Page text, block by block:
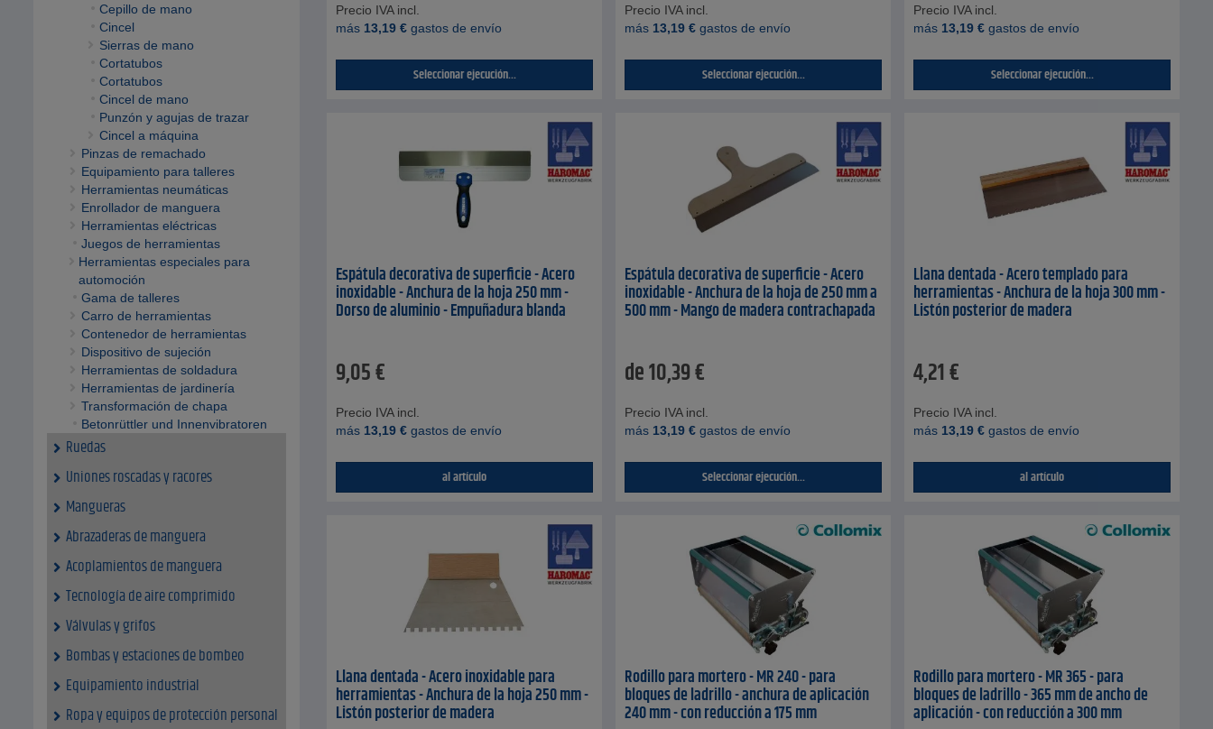
Cepillo de mano
Cincel
Sierras de mano
Cortatubos
Cortatubos
Cincel de mano
Punzón y agujas de trazar
Cincel a máquina
Pinzas de remachado
Equipamiento para talleres
Herramientas neumáticas
Enrollador de manguera
Herramientas eléctricas
Juegos de herramientas
Herramientas especiales para
automoción
Gama de talleres
Carro de herramientas
Contenedor de herramientas
Dispositivo de sujeción
Herramientas de soldadura
Herramientas de jardinería
Transformación de chapa
Betonrüttler und Innenvibratoren
Ruedas
Uniones roscadas y racores
Mangueras
Abrazaderas de manguera
Acoplamientos de manguera
Tecnología de aire comprimido
Válvulas y grifos
Bombas y estaciones de bombeo
Equipamiento industrial
Ropa y equipos de protección personal
Precio IVA incl.
más 13,19 € gastos de envío
Seleccionar ejecución...
Precio IVA incl.
más 13,19 € gastos de envío
Seleccionar ejecución...
Precio IVA incl.
más 13,19 € gastos de envío
Seleccionar ejecución...
Espátula decorativa de superficie - Acero
inoxidable - Anchura de la hoja 250 mm -
Dorso de aluminio - Empuñadura blanda
9,05€
Precio IVA incl.
más 13,19 € gastos de envío
al artículo
Espátula decorativa de superficie - Acero
inoxidable - Anchura de la hoja de 250 mm a
500 mm - Mango de madera contrachapada
de10,39€
Precio IVA incl.
más 13,19 € gastos de envío
Seleccionar ejecución...
Llana dentada - Acero templado para
herramientas - Anchura de la hoja 300 mm -
Listón posterior de madera
4,21€
Precio IVA incl.
más 13,19 € gastos de envío
al artículo
Llana dentada - Acero inoxidable para
herramientas - Anchura de la hoja 250 mm -
Listón posterior de madera
Rodillo para mortero - MR 240 - para
bloques de ladrillo - anchura de aplicación
240 mm - con reducción a 175 mm
Rodillo para mortero - MR 365 - para
bloques de ladrillo - 365 mm de ancho de
aplicación - con reducción a 300 mm